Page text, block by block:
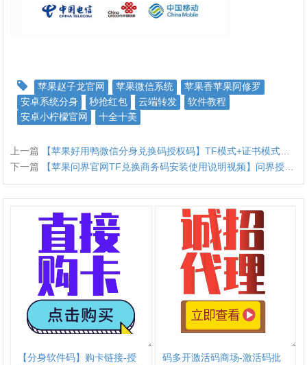
苹果赵子龙官网 苹果微信系统
苹果香苹果阿修罗
安卓系统分身
秒抢红包 云端转发
软件教程
安卓小柠檬官网
十全十美
上一篇
【苹果好用鸭微信分身兑换码授权码】TF模式+证书模式双版本语音转发朋友圈转发微信密友消息防撤回自动抢红包 虚拟定位
下一篇
【苹果问界官网TF兑换商务码安装使用说明视频】问界授权码支持转发陌生人朋友圈/群发所有人自定义logo显示或隐藏全球虚拟定位支持共享位置
【分身软件码】购卡链接-授
码多开激活码商场-激活码批